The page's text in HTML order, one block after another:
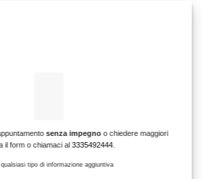
senza impegno o chiedere maggiori
il form o chiamaci al3335492444.
tipo di informazione aggiuntiva